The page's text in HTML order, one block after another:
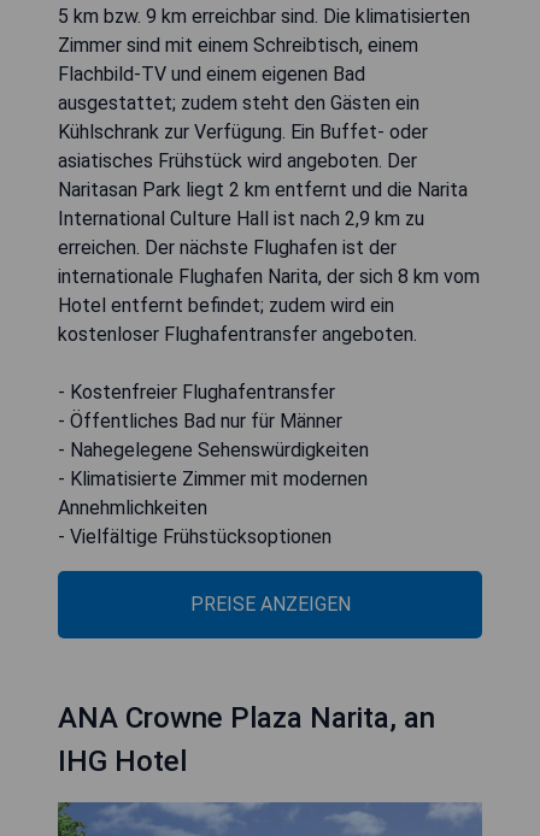
5 km bzw. 9 km erreichbar sind. Die klimatisierten
Zimmer sind mit einem Schreibtisch, einem
Flachbild-TV und einem eigenen Bad
ausgestattet; zudem steht den Gästen ein
Kühlschrank zur Verfügung. Ein Buffet- oder
asiatisches Frühstück wird angeboten. Der
Naritasan Park liegt 2 km entfernt und die Narita
International Culture Hall ist nach 2,9 km zu
erreichen. Der nächste Flughafen ist der
internationale Flughafen Narita, der sich 8 km vom
Hotel entfernt befindet; zudem wird ein
kostenloser Flughafentransfer angeboten.
- Kostenfreier Flughafentransfer
- Öffentliches Bad nur für Männer
- Nahegelegene Sehenswürdigkeiten
- Klimatisierte Zimmer mit modernen
Annehmlichkeiten
- Vielfältige Frühstücksoptionen
PREISE ANZEIGEN
ANA Crowne Plaza Narita, an
IHG Hotel